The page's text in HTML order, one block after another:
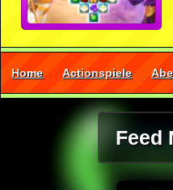
Home Actionspiele
Feed